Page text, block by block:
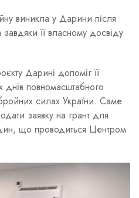
виникла у Дарини після
її власному досвіду
Дарині допоміг її
повномасштабного
силах України. Саме
заявку на грант для
що проводиться Центром